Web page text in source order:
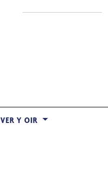
VER Y OIR